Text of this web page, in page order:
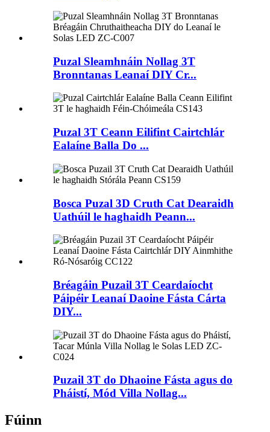
Puzal Sleamhnáin Nollag 3T
Bronntanas Leanaí DIY Cr...
Puzal 3T Ceann Eilifint Cairtchlár
Ealaíne Balla Do ...
Bosca Puzal 3D Cruth Cat Dearaidh
Uathúil le haghaidh Peann...
Bréagáin Puzail 3T Ceardaíocht
Páipéir Leanaí Daoine Fásta Cárta
DIY...
Puzail 3T do Dhaoine Fásta agus do
Pháistí, Mód Villa Nollag...
Fúinn